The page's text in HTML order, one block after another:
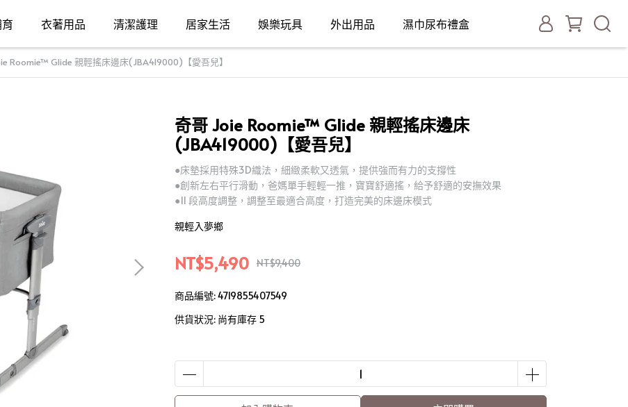
衣著用品 清潔護理 居家生活 娛樂玩具 外出用品 濕巾尿布禮盒
Roomie™ Glide 親輕搖床邊床(JBA419000)【愛吾兒】
奇哥 Joie Roomie™ Glide 親輕搖床邊床
(JBA419000)【愛吾兒】
●床墊採用特殊3D織法，細緻柔軟又透氣，提供強而有力的支撐性
●創新左右平行滑動，爸媽單手輕輕一推，寶寶舒適搖，給予舒適的安撫效果
●11 段高度調整，調整至最適合高度，打造完美的床邊床模式
親輕入夢鄉
NT$5,490 NT$9,400
商品編號:4719855407549
供貨狀況: 尚有庫存 5